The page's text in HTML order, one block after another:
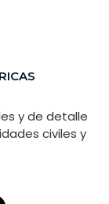
y de detalle
civiles y